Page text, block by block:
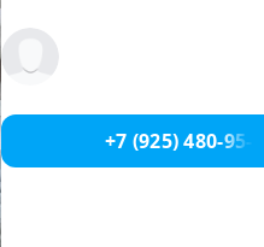
+7 (925) 480-95-17